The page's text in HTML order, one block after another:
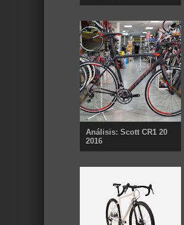
Análisis: Scott CR1 20
2016